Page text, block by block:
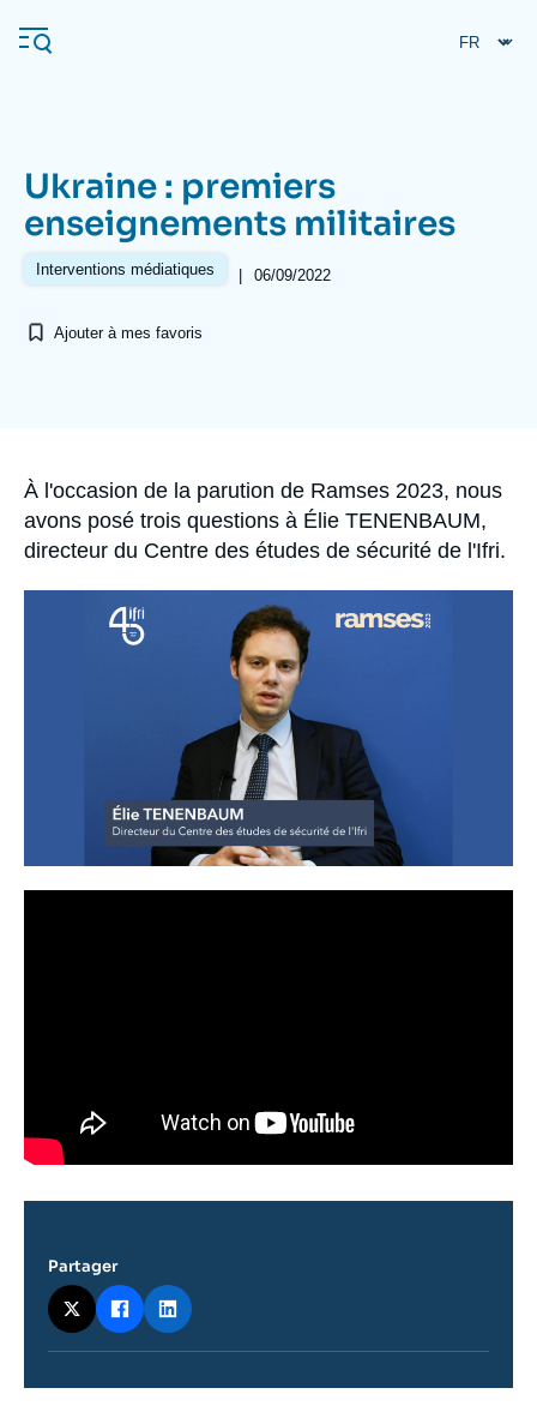
au
contenu
Navigation
principale
L'Ifri
Analyses
Se connecter
Nous soutenir
Ukraine : premiers
enseignements militaires
Interventions médiatiques | 06/09/2022
Ajouter à mes favoris
Accroche
À l'occasion de la parution de Ramses 2023, nous
avons posé trois questions à Élie TENENBAUM,
directeur du Centre des études de sécurité de l'Ifri.
Partager